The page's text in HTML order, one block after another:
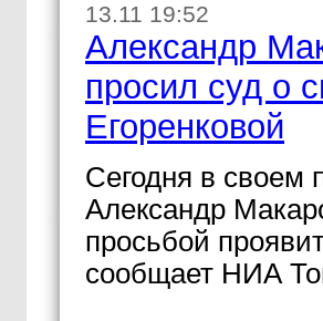
13.11 19:52
Александр
просил суд о
Егоренковой
Сегодня в своем
Александр
просьбой
сообщает НИА